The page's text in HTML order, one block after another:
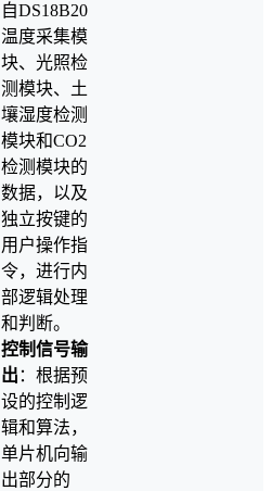
自DS18B20
温度采集模
块、光照检
测模块、土
壤湿度检测
模块和CO2
检测模块的
数据，以及
独立按键的
用户操作指
令，进行内
部逻辑处理
和判断。
控制信号输
出 ：根据预
设的控制逻
辑和算法，
单片机向输
出部分的